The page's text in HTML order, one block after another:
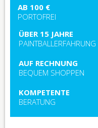
AB 100 €
PORTOFREI
ÜBER 15 JAHRE
PAINTBALLERFAHRUNG
AUF RECHNUNG
BEQUEM SHOPPEN
KOMPETENTE
BERATUNG